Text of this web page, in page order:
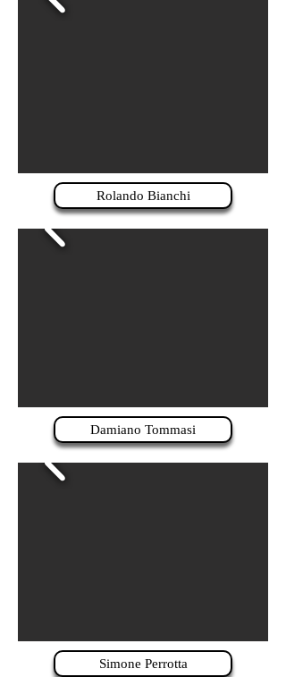
Rolando Bianchi
Damiano Tommasi
Simone Perrotta